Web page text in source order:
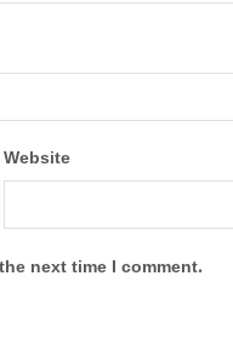
Website
next time I comment.